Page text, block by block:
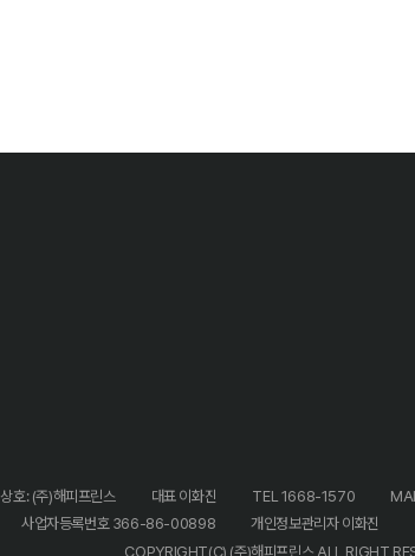
상호: (주)해피프린스 대표 이화진 TEL 1668-1570
사업자등록번호 366-86-00898 개인정보관리자 이화진
COPYRIGHT(C) (주)해피프린스 ALL RIGHT